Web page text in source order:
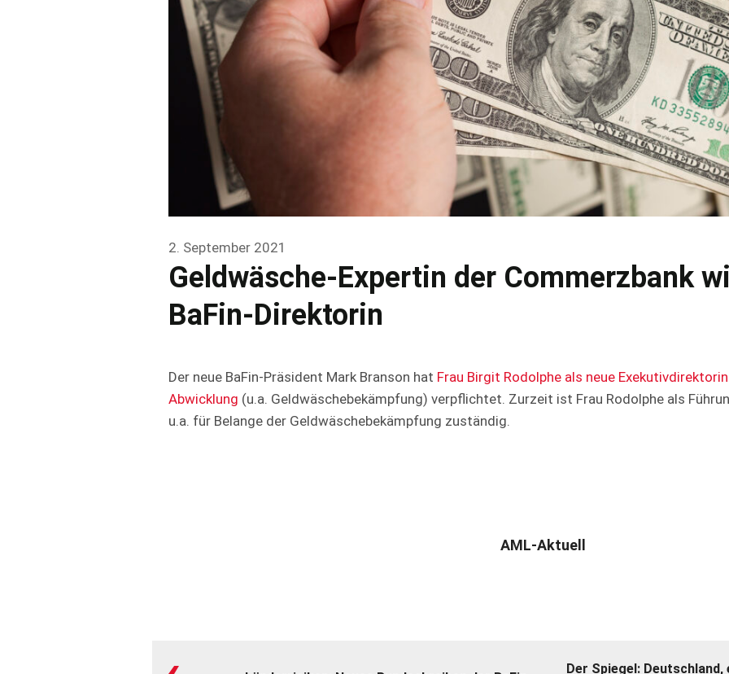
2. September 2021
Geldwäsche-Expertin der Commerzbank
BaFin-Direktorin
Der neue BaFin-Präsident Mark Branson hat Frau Birgit Rodolphe als neue
Abwicklung (u.a. Geldwäschebekämpfung) verpflichtet. Zurzeit ist Frau Rodolphe als
u.a. für Belange der Geldwäschebekämpfung zuständig.
AML-Aktuell
Der Spiegel: